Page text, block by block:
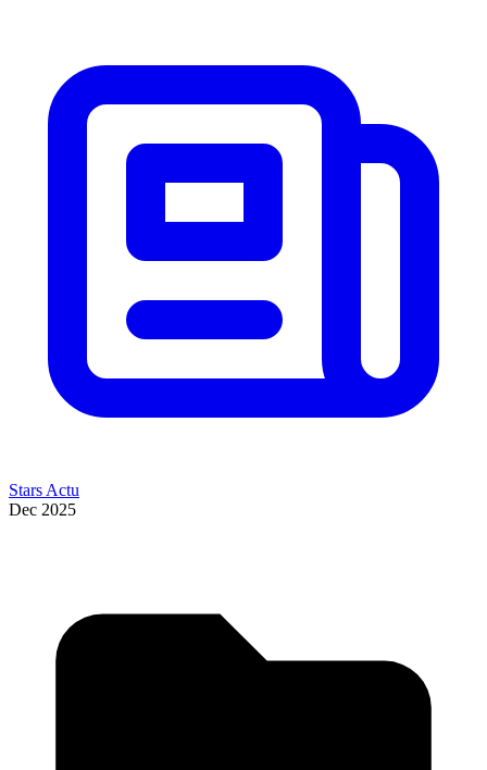
Stars Actu
Dec 2025